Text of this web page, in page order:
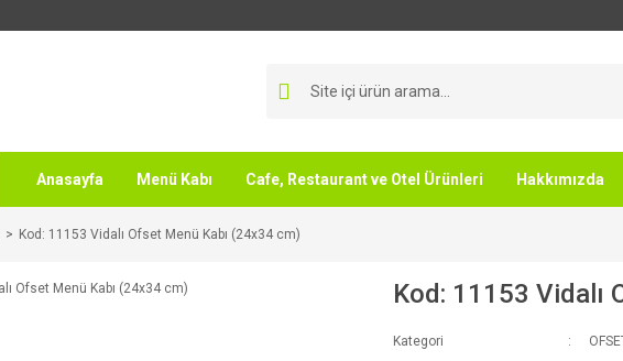
Anasayfa Menü Kabı Cafe, Restaurant ve Otel Ürünleri Hakkımızda
Kod: 11153 Vidalı Ofset Menü Kabı (24x34 cm)
Kod: 11153 Vidalı
Kategori